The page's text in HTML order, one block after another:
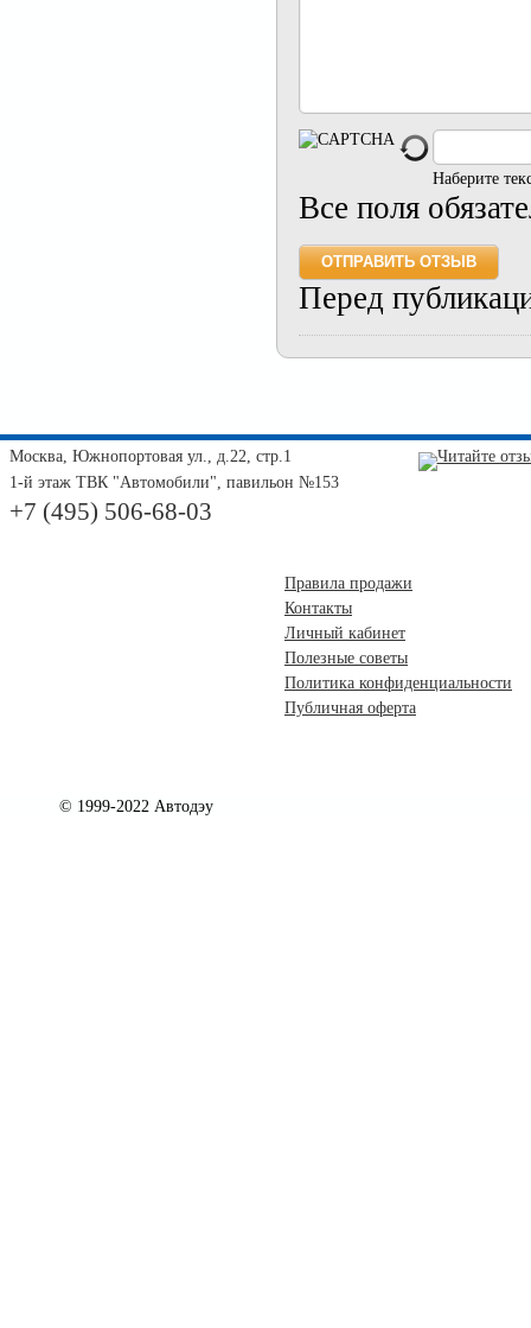
Наберите
Все поля
Перед
Москва, Южнопортовая ул., д.22, стр.1
1-й этаж ТВК "Автомобили", павильон №153
+7 (495) 506-68-03
Правила продажи
Контакты
Личный кабинет
Полезные советы
Политика конфиденциальности
Публичная оферта
© 1999-2022 Автодэу